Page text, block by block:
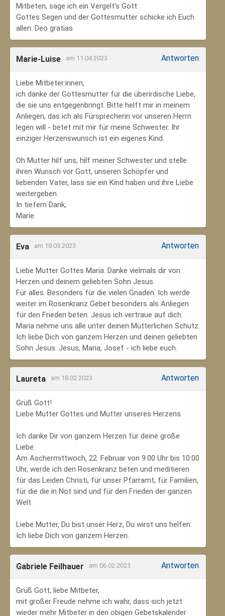
Mitbeten, sage ich ein Vergelt's Gott.
Gottes Segen und der Gottesmutter schicke ich Euch
allen. Deo gratias
Marie-Luise am 11.04.2023 Antworten
Liebe Mitbeter:innen,
ich danke der Gottesmutter für die überirdische Liebe,
die sie uns entgegenbringt. Bitte helft mir in meinem
Anliegen, das ich als Fürsprecherin vor unseren Herrn
legen will - betet mit mir für meine Schwester. Ihr
einziger Herzenswunsch ist ein eigenes Kind.
Oh Mutter hilf uns, hilf meiner Schwester und stelle
ihren Wunsch vor Gott, unseren Schöpfer und
liebenden Vater, lass sie ein Kind haben und ihre Liebe
weitergeben.
In tiefem Dank,
Marie
Eva am 18.03.2023 Antworten
Liebe Mutter Gottes Maria. Danke vielmals dir von
Herzen und deinem geliebten Sohn Jesus.
Für alles. Besonders für die vielen Gnaden. Ich werde
weiter im Rosenkranz Gebet besonders als Anliegen
für den Frieden beten. Jesus ich vertraue auf dich.
Maria nehme uns alle unter deinen Mütterlichen Schutz.
Ich liebe Dich von ganzem Herzen und deinen geliebten
Sohn Jesus. Jesus, Maria, Josef - ich liebe euch.
Laureta am 18.02.2023 Antworten
Grüß Gott!
Liebe Mutter Gottes und Mutter unseres Herzens.
Ich danke Dir von ganzem Herzen für deine große
Liebe.
Am Aschermittwoch, 22. Februar von 9:00 Uhr bis 10:00
Uhr, werde ich den Rosenkranz beten und meditieren
für das Leiden Christi, für unser Pfarramt, für Familien,
für die die in Not sind und für den Frieden der ganzen
Welt.
Liebe Mutter, Du bist unser Herz, Du wirst uns helfen.
Ich liebe Dich von ganzem Herzen.
Gabriele Feilhauer am 06.02.2023 Antworten
Grüß Gott, liebe Mitbeter,
mit großer Freude nehme ich wahr, dass sich jetzt
wieder mehr Mitbeter in den obigen Gebetskalender